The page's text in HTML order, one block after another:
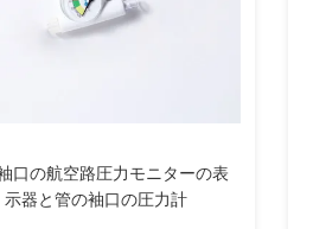
口の航空路圧力モニターの表
示器と管の袖口の圧力計